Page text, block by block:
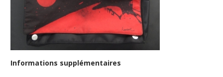
Informations supplémentaires